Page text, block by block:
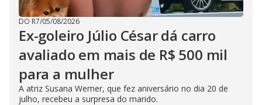
DO R7/05/08/2026
Ex-goleiro Júlio César dá carro
avaliado em mais de R$ 500 mil
para a mulher
A atriz Susana Werner, que fez aniversário no dia 20 de
julho, recebeu a surpresa do marido.